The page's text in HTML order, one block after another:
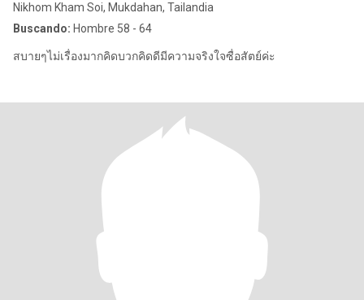
Nikhom Kham Soi, Mukdahan, Tailandia
Buscando: Hombre 58 - 64
สบายๆไม่เรื่องมากคิดบวกคิดดีมีความจริงใจซื่อสัตย์ค่ะ